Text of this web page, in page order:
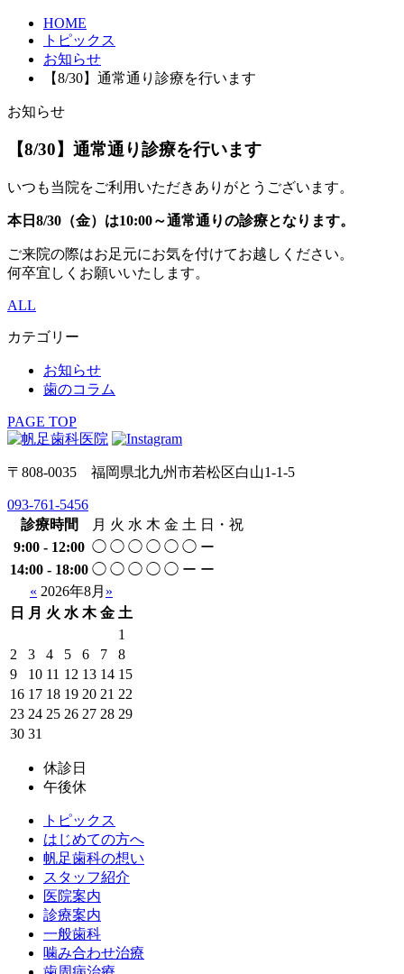
HOME
トピックス
お知らせ
【8/30】通常通り診療を行います
お知らせ
【8/30】通常通り診療を行います
いつも当院をご利用いただきありがとうございます。
本日8/30（金）は10:00～通常通りの診療となります。
ご来院の際はお足元にお気を付けてお越しください。
何卒宜しくお願いいたします。
ALL
カテゴリー
お知らせ
歯のコラム
PAGE TOP
〒808-0035 福岡県北九州市若松区白山1-1-5
093-761-5456
診療時間
月 火 水 木 金 土 日・祝
9:00 - 12:00 ◯ ◯ ◯ ◯ ◯ ◯ ー
14:00 - 18:00 ◯ ◯ ◯ ◯ ◯ ー ー
« 2026年8月 »
日
月 火 水 木 金 土
1
2
3 4 5 6 7
8
9
10 11 12 13 14 15
16 17 18 19 20 21 22
23 24 25 26 27 28 29
30 31
休診日
午後休
トピックス
はじめての方へ
帆足歯科の想い
スタッフ紹介
医院案内
診療案内
一般歯科
噛み合わせ治療